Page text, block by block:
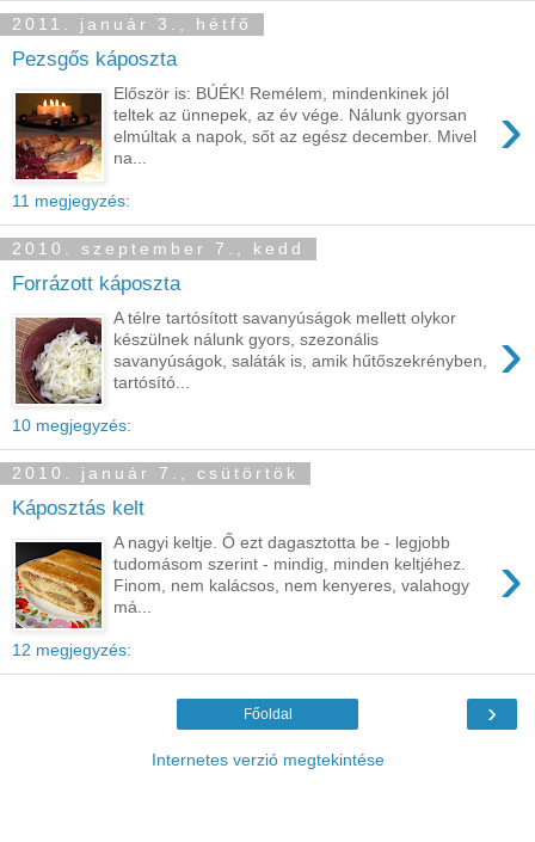
2011. január 3., hétfő
Pezsgős káposzta
›
Először is: BÚÉK! Remélem, mindenkinek jól
teltek az ünnepek, az év vége. Nálunk gyorsan
elmúltak a napok, sőt az egész december. Mivel
na...
11 megjegyzés:
2010. szeptember 7., kedd
Forrázott káposzta
›
A télre tartósított savanyúságok mellett olykor
készülnek nálunk gyors, szezonális
savanyúságok, saláták is, amik hűtőszekrényben,
tartósító...
10 megjegyzés:
2010. január 7., csütörtök
Káposztás kelt
›
A nagyi keltje. Ő ezt dagasztotta be - legjobb
tudomásom szerint - mindig, minden keltjéhez.
Finom, nem kalácsos, nem kenyeres, valahogy
má...
12 megjegyzés:
›
Főoldal
Internetes verzió megtekintése